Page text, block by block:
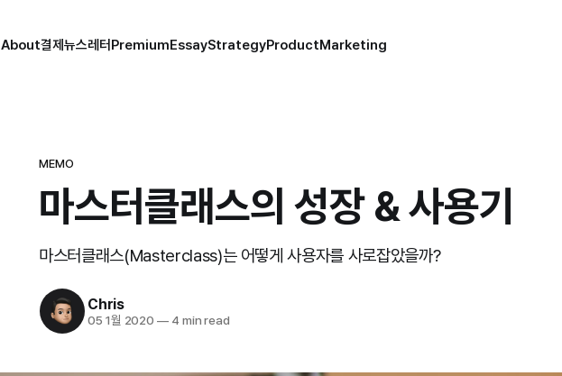
About결제뉴스레터 PremiumEssayStrategyProductMarketing
MEMO
마스터클래스의 성장 & 사용기
마스터클래스(Masterclass)는 어떻게 사용자를 사로잡았을까?
Chris
05 1월 2020 — 4 min read